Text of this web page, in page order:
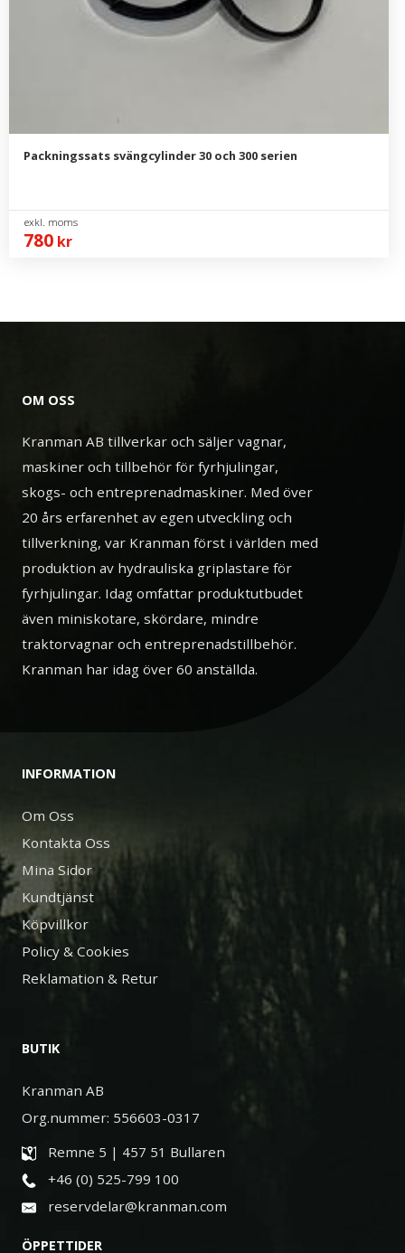
Packningssats svängcylinder 30 och 300 serien
780 kr
OM OSS
Kranman AB tillverkar och säljer vagnar,
maskiner och tillbehör för fyrhjulingar,
skogs- och entreprenadmaskiner. Med över
20 års erfarenhet av egen utveckling och
tillverkning, var Kranman först i världen med
produktion av hydrauliska griplastare för
fyrhjulingar. Idag omfattar produktutbudet
även miniskotare, skördare, mindre
traktorvagnar och entreprenadstillbehör.
Kranman har idag över 60 anställda.
INFORMATION
Om Oss
Kontakta Oss
Mina Sidor
Kundtjänst
Köpvillkor
Policy & Cookies
Reklamation & Retur
BUTIK
Kranman AB
Org.nummer: 556603-0317
Remne 5 | 457 51 Bullaren
+46 (0) 525-799 100
reservdelar@kranman.com
ÖPPETTIDER